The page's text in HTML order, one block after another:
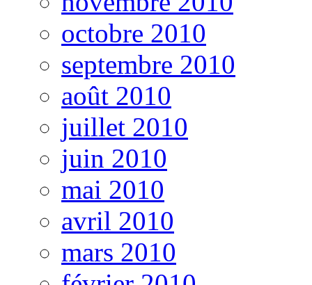
octobre 2010
septembre 2010
août 2010
juillet 2010
juin 2010
mai 2010
avril 2010
mars 2010